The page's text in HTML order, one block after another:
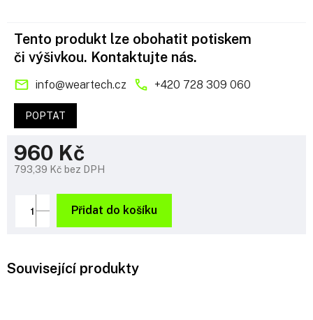
960 Kč
793,39 Kč bez DPH
cena:
Přidat do košíku
Tento produkt lze obohatit potiskem
či výšivkou. Kontaktujte nás.
info@weartech.cz +420 728 309 060
POPTAT
Související produkty